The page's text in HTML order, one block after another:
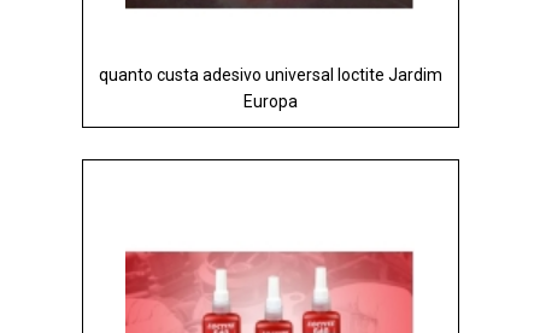
quanto custa adesivo universal loctite Jardim
Europa